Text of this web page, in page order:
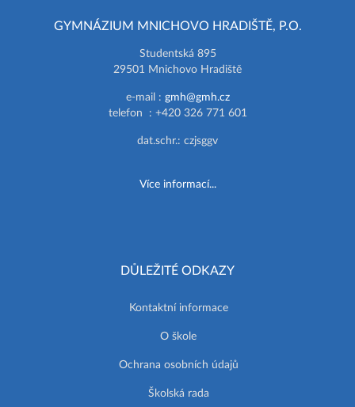
GYMNÁZIUM MNICHOVO HRADIŠTĚ, P.O.
Studentská 895
29501 Mnichovo Hradiště
e-mail : gmh@gmh.cz
telefon : +420 326 771 601
dat.schr.: czjsggv
Více informací...
DŮLEŽITÉ ODKAZY
Kontaktní informace
O škole
Ochrana osobních údajů
Školská rada